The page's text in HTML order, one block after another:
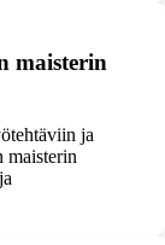
maisterin
ja
maisterin